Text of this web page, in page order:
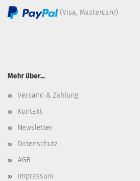
(Visa, Mastercard)
Mehr über...
Versand & Zahlung
Kontakt
Newsletter
Datenschutz
AGB
Impressum